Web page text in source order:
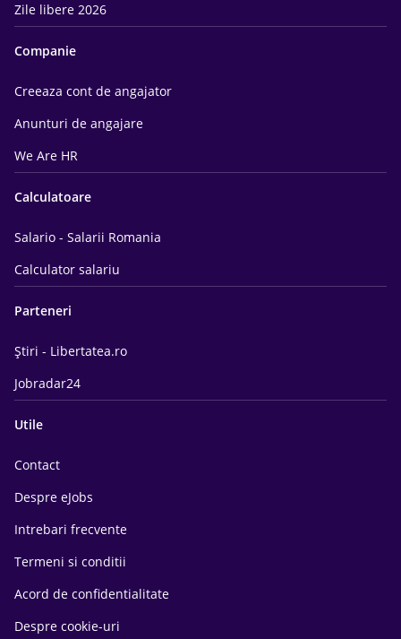
Zile libere 2026
Companie
Creeaza cont de angajator
Anunturi de angajare
We Are HR
Calculatoare
Salario - Salarii Romania
Calculator salariu
Parteneri
Știri - Libertatea.ro
Jobradar24
Utile
Contact
Despre eJobs
Intrebari frecvente
Termeni si conditii
Acord de confidentialitate
Despre cookie-uri